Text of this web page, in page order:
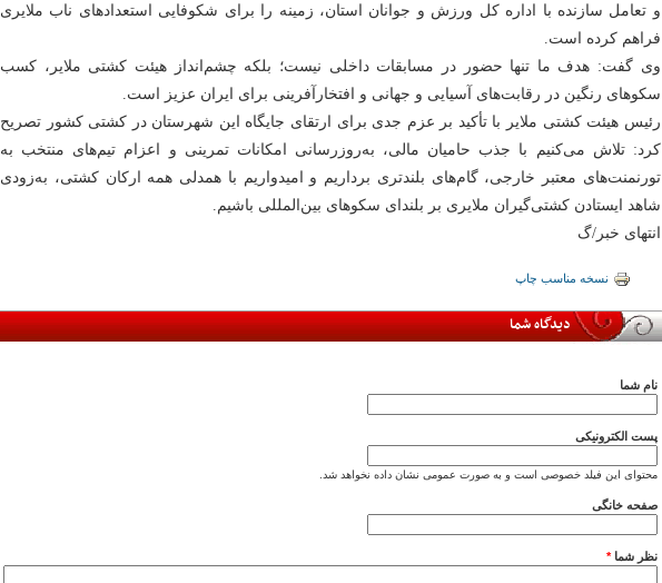
و تعامل سازنده با اداره کل ورزش و جوانان استان، زمینه را برای شکوفایی استعدادهای ناب ملایری
فراهم کرده است.
وی گفت: هدف ما تنها حضور در مسابقات داخلی نیست؛ بلکه چشم‌انداز هیئت کشتی ملایر، کسب
سکوهای رنگین در رقابت‌های آسیایی و جهانی و افتخارآفرینی برای ایران عزیز است.
رئیس هیئت کشتی ملایر با تأکید بر عزم جدی برای ارتقای جایگاه این شهرستان در کشتی کشور تصریح
کرد: تلاش می‌کنیم با جذب حامیان مالی، به‌روزرسانی امکانات تمرینی و اعزام تیم‌های منتخب به
تورنمنت‌های معتبر خارجی، گام‌های بلندتری برداریم و امیدواریم با همدلی همه ارکان کشتی، به‌زودی
شاهد ایستادن کشتی‌گیران ملایری بر بلندای سکوهای بین‌المللی باشیم.
انتهای خبر/گ
نسخه مناسب چاپ
دیدگاه شما
نام شما
پست الکترونیکی
محتوای این فیلد خصوصی است و به صورت عمومی نشان داده نخواهد شد.
صفحه خانگی
نظر شما*